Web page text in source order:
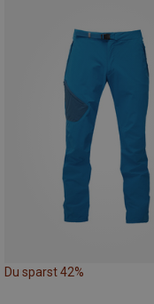
Du sparst 42%